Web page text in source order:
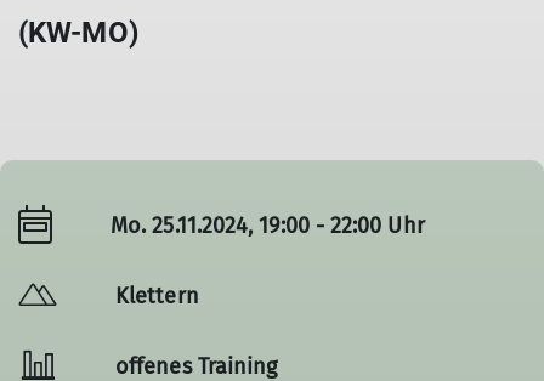
(KW-MO)
Mo. 25.11.2024, 19:00 - 22:00 Uhr
Klettern
offenes Training